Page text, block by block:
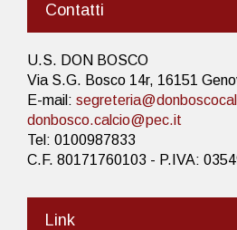
Contatti
U.S. DON BOSCO
Via S.G. Bosco 14r, 16151
E-mail:
donbosco.calcio@pec.it
Tel: 0100987833
C.F. 80171760103 - P.IVA:
Link